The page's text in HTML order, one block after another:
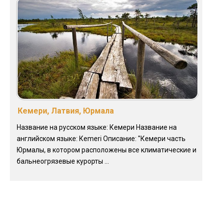
Кемери, Латвия, Юрмала
Название на русском языке: Кемери Название на
английском языке: Кemeri Описание: "Кемери часть
Юрмалы, в котором расположены все климатические и
бальнеогрязевые курорты ...